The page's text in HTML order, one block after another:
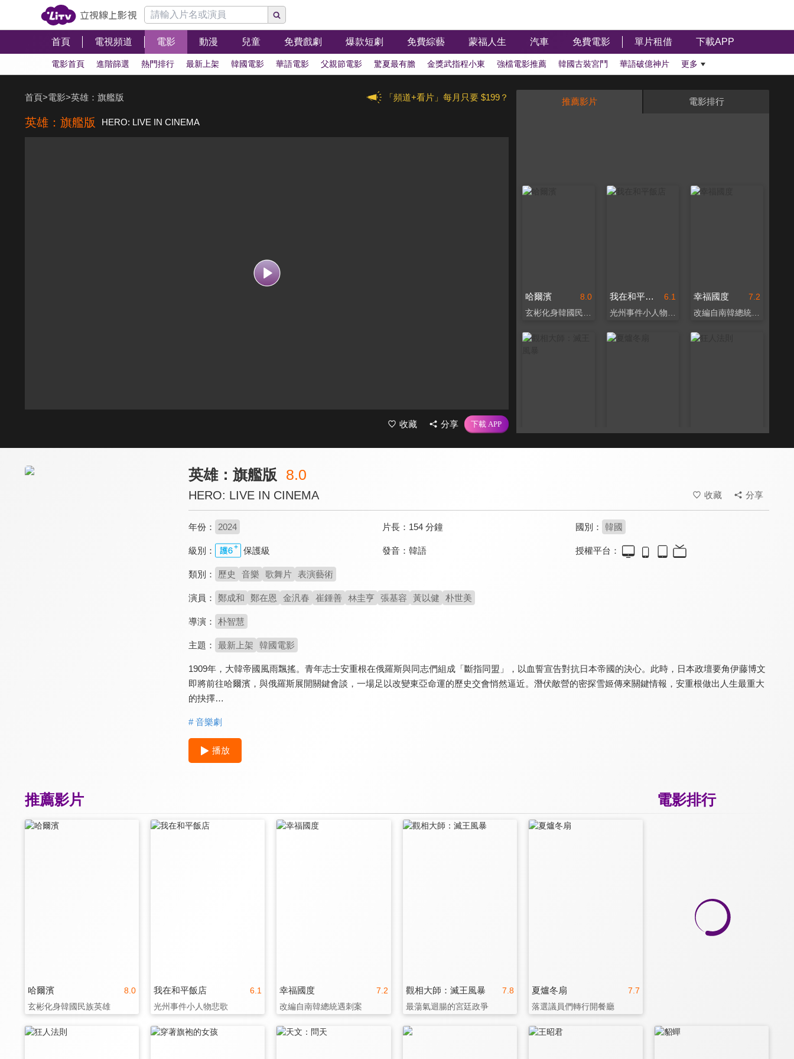
首頁 電視頻道 電影 動漫 兒童 免費戲劇 爆款短劇 免費綜藝 蒙福人生 汽車 免費電影 單片租借 下載APP
電影首頁 進階篩選 熱門排行 最新上架 韓國電影 華語電影 父親節電影 驚夏最有膽 金獎武指程小東 強檔電影推薦 韓國古裝宮鬥 華語破億神片 更多
「頻道+看片」每月只要 $199？
首頁>電影>英雄：旗艦版
英雄：旗艦版 HERO: LIVE IN CINEMA
收藏 分享
推薦影片 電影排行
8.0
哈爾濱
玄彬化身韓國民族英雄
6.1
我在和平飯店
光州事件小人物悲歌
7.2
幸福國度
改編自南韓總統遇刺案
英雄：旗艦版 8.0
HERO: LIVE IN CINEMA 收藏 分享
年份： 2024 片長： 154 分鐘 國別： 韓國
級別： 保護級 發音： 韓語 授權平台：
類別： 歷史 音樂 歌舞片 表演藝術
演員： 鄭成和 鄭在恩 金汎春 崔鍾善 林圭亨 張基容 黃以健 朴世美
導演： 朴智慧
主題： 最新上架 韓國電影
1909年，大韓帝國風雨飄搖。青年志士安重根在俄羅斯與同志們組成「斷指同盟」，以血誓宣告對抗日本帝國的決心。此時，日本政壇要角伊藤博文
即將前往哈爾濱，與俄羅斯展開關鍵會談，一場足以改變東亞命運的歷史交會悄然逼近。潛伏敵營的密探雪姬傳來關鍵情報，安重根做出人生最重大
的抉擇…
# 音樂劇
播放
電影排行
推薦影片
8.0
哈爾濱
玄彬化身韓國民族英雄
6.1
我在和平飯店
光州事件小人物悲歌
7.2
幸福國度
改編自南韓總統遇刺案
7.8
觀相大師：滅王風暴
最蕩氣迴腸的宮廷政爭
7.7
夏爐冬扇
落選議員們轉行開餐廳